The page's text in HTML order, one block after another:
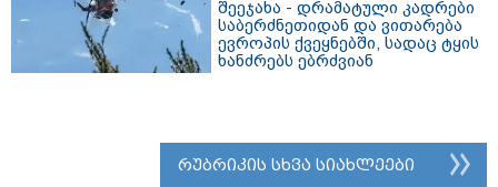
შეეჯახა - დრამატული კადრები
საბერძნეთიდან და ვითარება
ევროპის ქვეყნებში, სადაც ტყის
ხანძრებს ებრძვიან
რუბრიკის სხვა სიახლეები